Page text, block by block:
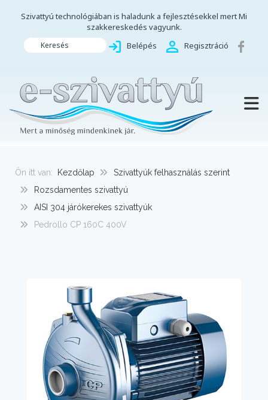
Szivattyú technológiában is haladunk a fejlesztésekkel mert Mi
szakkereskedés vagyunk.
Keresés Belépés Regisztráció
Ön itt van: Kezdőlap
Szivattyúk felhasználás szerint
Rozsdamentes szivattyú
AISI 304 járókerekes szivattyúk
Pedrollo CP 160C 400V